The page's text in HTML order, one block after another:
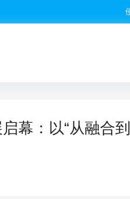
幕：以“从融合